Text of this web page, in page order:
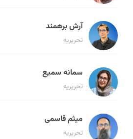
آرش برهمند
تحریریه
سمانه سمیع
تحریریه
میثم قاسمی
تحریریه